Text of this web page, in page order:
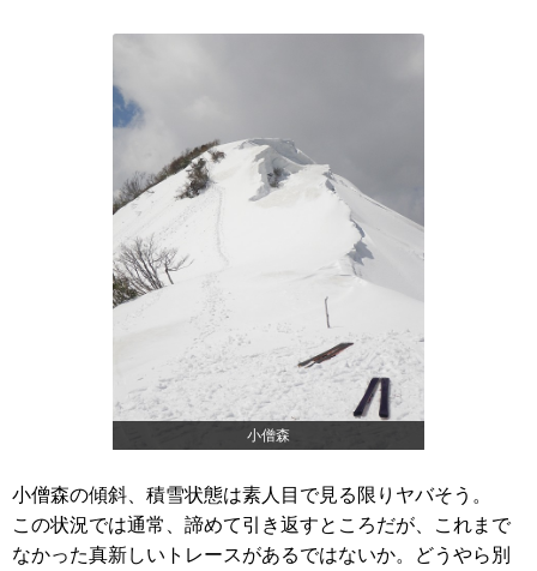
小僧森
小僧森の傾斜、積雪状態は素人目で見る限りヤバそう。
この状況では通常、諦めて引き返すところだが、これまで
なかった真新しいトレースがあるではないか。どうやら別